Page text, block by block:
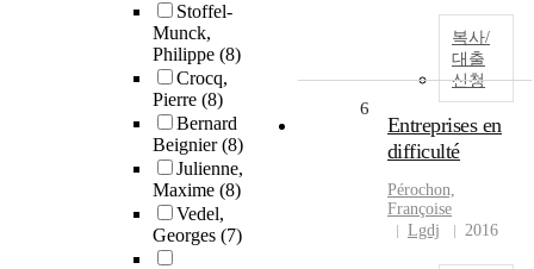
Stoffel-
Munck,
Philippe (8)
Crocq,
Pierre (8)
Bernard
Beignier(8)
Julienne,
Maxime (8)
Vedel,
Georges (7)
복사/
대출
신청
6
Entreprises en
difficulté
Pérochon,
Françoise
Lgdj
2016